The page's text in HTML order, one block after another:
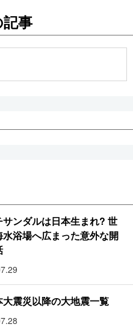
事
サンダルは日本生まれ? 世
水浴場へ広まった意外な開
大震災以降の大地震一覧